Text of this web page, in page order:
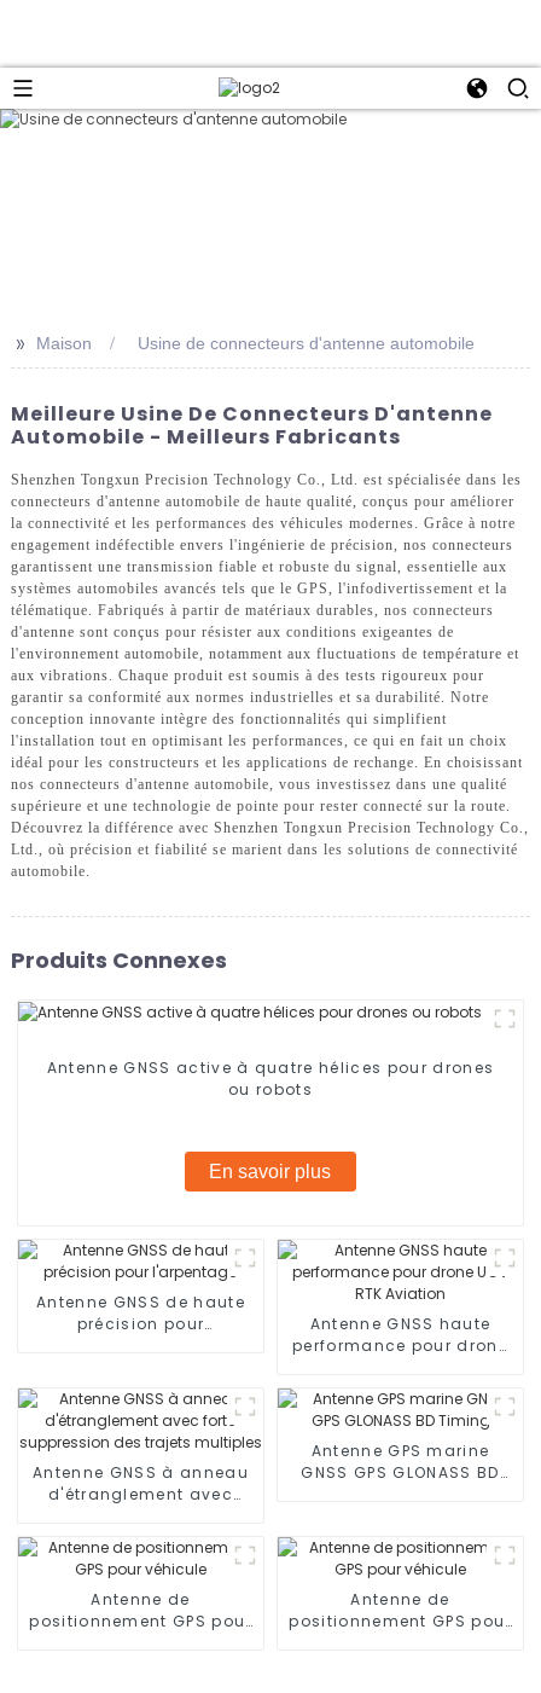
>> Maison Usine de connecteurs d'antenne automobile
Meilleure Usine De Connecteurs D'antenne
Automobile - Meilleurs Fabricants
Shenzhen Tongxun Precision Technology Co., Ltd. est spécialisée dans les
connecteurs d'antenne automobile de haute qualité, conçus pour améliorer
la connectivité et les performances des véhicules modernes. Grâce à notre
engagement indéfectible envers l'ingénierie de précision, nos connecteurs
garantissent une transmission fiable et robuste du signal, essentielle aux
systèmes automobiles avancés tels que le GPS, l'infodivertissement et la
télématique. Fabriqués à partir de matériaux durables, nos connecteurs
d'antenne sont conçus pour résister aux conditions exigeantes de
l'environnement automobile, notamment aux fluctuations de température et
aux vibrations. Chaque produit est soumis à des tests rigoureux pour
garantir sa conformité aux normes industrielles et sa durabilité. Notre
conception innovante intègre des fonctionnalités qui simplifient
l'installation tout en optimisant les performances, ce qui en fait un choix
idéal pour les constructeurs et les applications de rechange. En choisissant
nos connecteurs d'antenne automobile, vous investissez dans une qualité
supérieure et une technologie de pointe pour rester connecté sur la route.
Découvrez la différence avec Shenzhen Tongxun Precision Technology Co.,
Ltd., où précision et fiabilité se marient dans les solutions de connectivité
automobile.
Produits Connexes
Antenne GNSS active à quatre hélices pour drones
ou robots
En savoir plus
Antenne GNSS de haute
précision pour
Antenne GNSS haute
performance pour drone
Antenne GNSS à anneau
d'étranglement avec
trajets multiples
Antenne GPS marine
GNSS GPS GLONASS BD
Antenne de
positionnement GPS pour
Antenne de
positionnement GPS pour